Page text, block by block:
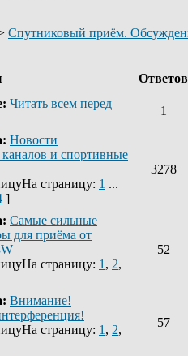
Спутниковый приём.
Читать всем перед
1
Новости
и спортивные
На страницу: 1 ...
]
3278
Самые сильные
для приёма от
На страницу: 1 , 2,
52
Внимание!
На страницу: 1 , 2,
57